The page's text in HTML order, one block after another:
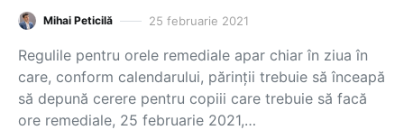
Mihai Peticilă 25 februarie 2021
Regulile pentru orele remediale apar chiar în ziua în
care, conform calendarului, părinții trebuie să înceapă
să depună cerere pentru copiii care trebuie să facă
ore remediale, 25 februarie 2021,…